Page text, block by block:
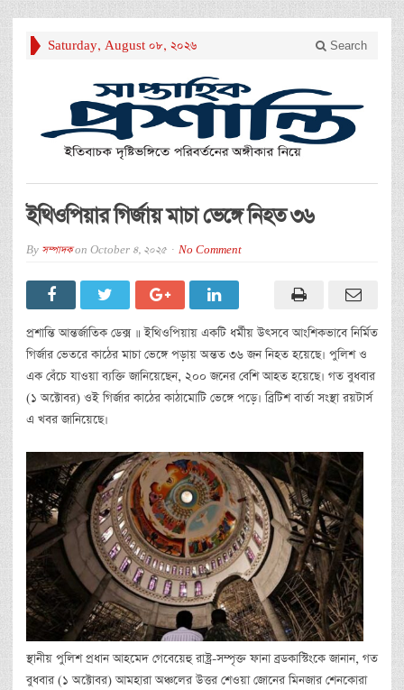
Saturday, August 08, 2026 Search
ইথিওপিয়ার গির্জায় মাচা ভেঙ্গে নিহত ৩৬
By সম্পাদকon October 4, 2025 No Comment
প্রশান্তি আন্তর্জাতিক ডেক্স ॥ ইথিওপিয়ায় একটি ধর্মীয় উৎসবে আংশিকভাবে নির্মিত
গির্জার ভেতরে কাঠের মাচা ভেঙ্গে পড়ায় অন্তত ৩৬ জন নিহত হয়েছে। পুলিশ ও
এক বেঁচে যাওয়া ব্যক্তি জানিয়েছেন, ২০০ জনের বেশি আহত হয়েছে। গত বুধবার
(১ অক্টোবর) ওই গির্জার কাঠের কাঠামোটি ভেঙ্গে পড়ে। ব্রিটিশ বার্তা সংস্থা রয়টার্স
এ খবর জানিয়েছে।
স্থানীয় পুলিশ প্রধান আহমেদ গেবেয়েহু রাষ্ট্র-সম্পৃক্ত ফানা ব্রডকাস্টিংকে জানান, গত
বুধবার (১ অক্টোবর) আমহারা অঞ্চলের উত্তর শেওয়া জোনের মিনজার শেনকোরা